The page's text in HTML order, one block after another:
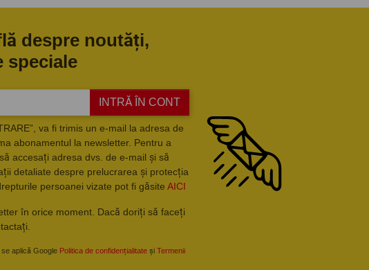
despre noutăți,
speciale
INTRĂ ÎN CONT
va fi trimis un e-mail la adresa de
abonamentul la newsletter. Pentru a
accesați adresa dvs. de e-mail și să
detaliate despre prelucrarea și protecția
persoanei vizate pot fi găsite AICI
în orice moment. Dacă doriți să faceți
aplică Google Politica de confidențialitate și Termenii